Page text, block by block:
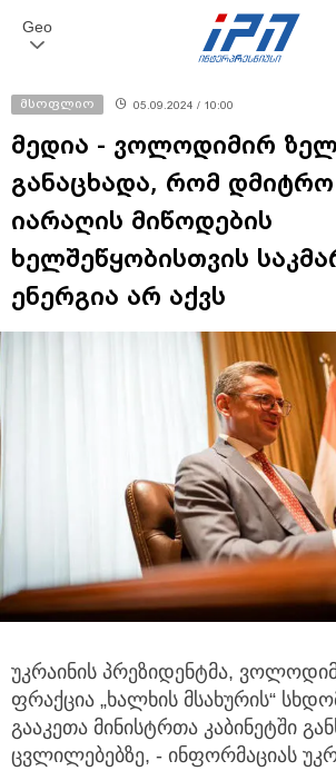
Geo
მსოფლიო 05.09.2024 / 10:00
მედია - ვოლოდიმირ
განაცხადა, რომ
იარაღის მიწოდების
ხელშეწყობისთვის
ენერგია არ აქვს
უკრაინის პრეზიდენტმა,
ფრაქცია „ხალხის მსახურის“
გააკეთა მინისტრთა კაბინეტში
ცვლილებებზე, - ინფორმაციას